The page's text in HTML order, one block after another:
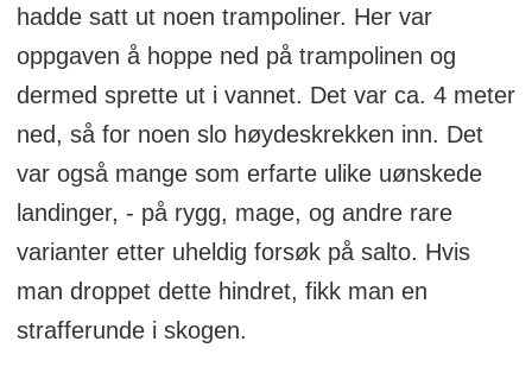
hadde satt ut noen trampoliner. Her var
oppgaven å hoppe ned på trampolinen og
dermed sprette ut i vannet. Det var ca. 4 meter
ned, så for noen slo høydeskrekken inn. Det
var også mange som erfarte ulike uønskede
landinger, - på rygg, mage, og andre rare
varianter etter uheldig forsøk på salto. Hvis
man droppet dette hindret, fikk man en
strafferunde i skogen.